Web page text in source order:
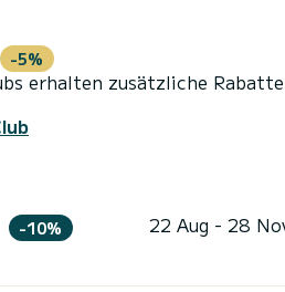
-5%
erhalten zusätzliche
-10% 22 Aug - 28